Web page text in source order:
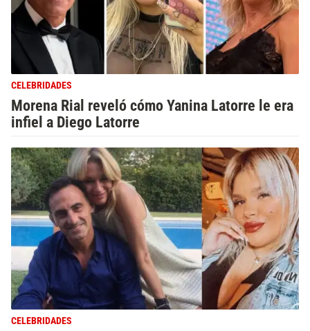
CELEBRIDADES
Morena Rial reveló cómo Yanina Latorre le era
infiel a Diego Latorre
CELEBRIDADES